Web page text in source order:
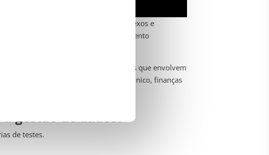
às suas necessidades de testes complexos e
de teste encontradas no desenvolvimento
sua utilização essencial para aplicações que envolvem
aplicações ligadas ao comércio electrónico, finanças
gestão de dados?
de testes.